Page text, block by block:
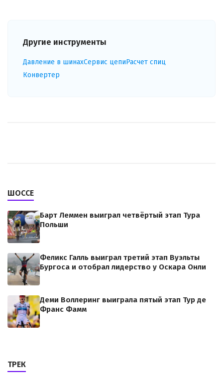
Другие инструменты
Давление в шинахСервис цепиРасчет спиц
Конвертер
ШОССЕ
Барт Леммен выиграл четвёртый этап Тура
Польши
Феликс Галль выиграл третий этап Вуэльты
Бургоса и отобрал лидерство у Оскара Онли
Деми Воллеринг выиграла пятый этап Тур де
Франс Фамм
ТРЕК